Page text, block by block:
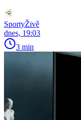
SportyŽivě
dnes, 19:03
3 min